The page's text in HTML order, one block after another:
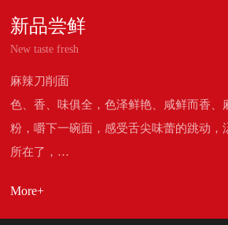
新品尝鲜
New taste fresh
麻辣刀削面
色、香、味俱全，色泽鲜艳、咸鲜而香、
粉，嚼下一碗面，感受舌尖味蕾的跳动，
所在了，…
More+